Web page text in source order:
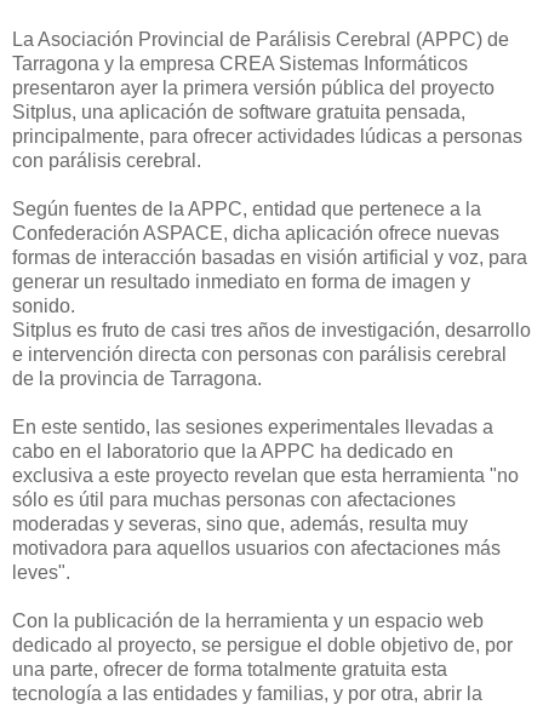
La Asociación Provincial de Parálisis Cerebral (APPC) de
Tarragona y la empresa CREA Sistemas Informáticos
presentaron ayer la primera versión pública del proyecto
Sitplus, una aplicación de software gratuita pensada,
principalmente, para ofrecer actividades lúdicas a personas
con parálisis cerebral.
Según fuentes de la APPC, entidad que pertenece a la
Confederación ASPACE, dicha aplicación ofrece nuevas
formas de interacción basadas en visión artificial y voz, para
generar un resultado inmediato en forma de imagen y
sonido.
Sitplus es fruto de casi tres años de investigación, desarrollo
e intervención directa con personas con parálisis cerebral
de la provincia de Tarragona.
En este sentido, las sesiones experimentales llevadas a
cabo en el laboratorio que la APPC ha dedicado en
exclusiva a este proyecto revelan que esta herramienta "no
sólo es útil para muchas personas con afectaciones
moderadas y severas, sino que, además, resulta muy
motivadora para aquellos usuarios con afectaciones más
leves".
Con la publicación de la herramienta y un espacio web
dedicado al proyecto, se persigue el doble objetivo de, por
una parte, ofrecer de forma totalmente gratuita esta
tecnología a las entidades y familias, y por otra, abrir la